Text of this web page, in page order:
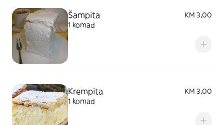
Šampita
KM 3,00
1 komad
Krempita
KM 3,00
1 komad